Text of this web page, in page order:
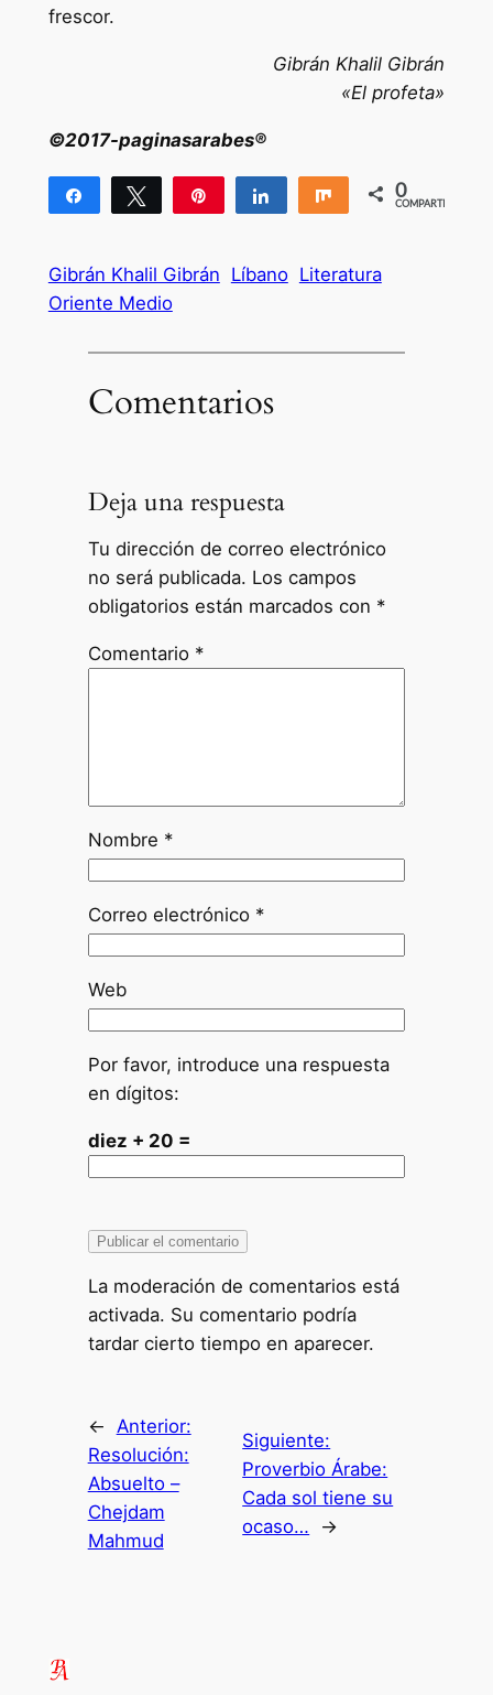
frescor.
Gibrán Khalil Gibrán
«El profeta»
©2017-paginasarabes®
Compartir Twittear Compartir Compartir
0
COMPARTIR
Gibrán Khalil Gibrán Líbano Literatura
Oriente Medio
Comentarios
Deja una respuesta
Tu dirección de correo electrónico
no será publicada. Los campos
obligatorios están marcados con *
Comentario *
Nombre *
Correo electrónico *
Web
Por favor, introduce una respuesta
en dígitos:
diez + 20 =
La moderación de comentarios está
activada. Su comentario podría
tardar cierto tiempo en aparecer.
←
Anterior:
Resolución:
Absuelto –
Chejdam
Mahmud
Siguiente:
Proverbio Árabe:
Cada sol tiene su
ocaso…
→